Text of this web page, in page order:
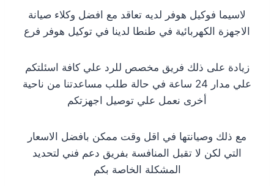
لاسيما فوكيل هوفر لديه تعاقد مع افضل وكلاء صيانة
الاجهزة الكهربائية في طنطا لدينا في توكيل هوفر فرع
زيادة على ذلك فريق مخصص للرد علي كافة اسئلتكم
علي مدار 24 ساعة في حالة طلب مساعدتنا من ناحية
أخرى نعمل علي توصيل اجهزتكم
مع ذلك وصيانتها في اقل وقت ممكن بافضل الاسعار
التي لكن لا تقبل المنافسة بفريق دعم فني لتحديد
المشكلة الخاصة بكم